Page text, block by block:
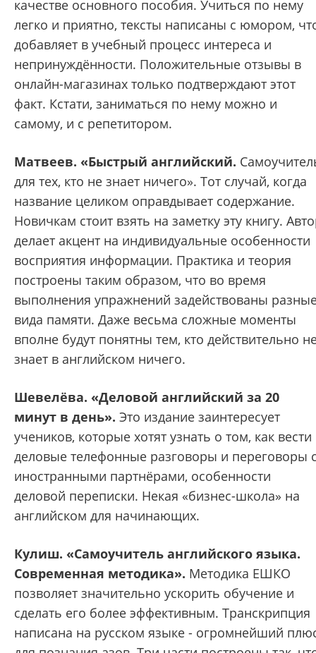
качестве основного пособия. Учиться по нему
легко и приятно, тексты написаны с юмором,
добавляет в учебный процесс интереса и
непринуждённости. Положительные отзывы в
онлайн-магазинах только подтверждают этот
факт. Кстати, заниматься по нему можно и
самому, и с репетитором.
Матвеев. «Быстрый английский.
для тех, кто не знает ничего». Тот случай, когда
название целиком оправдывает содержание.
Новичкам стоит взять на заметку эту книгу.
делает акцент на индивидуальные особенности
восприятия информации. Практика и теория
построены таким образом, что во время
выполнения упражнений задействованы
вида памяти. Даже весьма сложные моменты
вполне будут понятны тем, кто действительно
знает в английском ничего.
Шевелёва. «Деловой английский за 20
минут в день». Это издание заинтересует
учеников, которые хотят узнать о том, как вести
деловые телефонные разговоры и переговоры
иностранными партнёрами, особенности
деловой переписки. Некая «бизнес-школа» на
английском для начинающих.
Кулиш. «Самоучитель английского языка.
Современная методика». Методика ЕШКО
позволяет значительно ускорить обучение и
сделать его более эффективным. Транскрипция
написана на русском языке - огромнейший